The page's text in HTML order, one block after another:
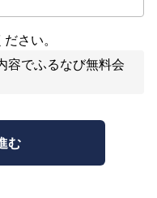
さい。
容でふるなび無料会